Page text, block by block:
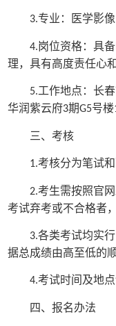
3.专业：医学影像
4.岗位资格：具
理，具有高度责任心
5.工作地点：长
华润紫云府3期G5号楼
三、考核
1.考核分为笔试
2.考生需按照官
考试弃考或不合格者
3.各类考试均实
据总成绩由高至低的
4.考试时间及地
四、报名办法